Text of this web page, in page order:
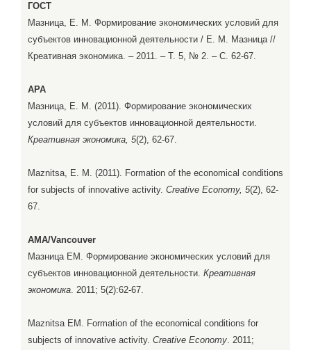
ГОСТ
Мазница, Е. М. Формирование экономических условий для
субъектов инновационной деятельности / Е. М. Мазница //
Креативная экономика. – 2011. – Т. 5, № 2. – С. 62-67.
APA
Мазница, Е. М. (2011). Формирование экономических
условий для субъектов инновационной деятельности.
Креативная экономика, 5(2), 62-67.
Maznitsa, E. M. (2011). Formation of the economical conditions
for subjects of innovative activity. Creative Economy, 5(2), 62-
67.
AMA/Vancouver
Мазница ЕМ. Формирование экономических условий для
субъектов инновационной деятельности. Креативная
экономика. 2011; 5(2):62-67.
Maznitsa EM. Formation of the economical conditions for
subjects of innovative activity. Creative Economy. 2011;